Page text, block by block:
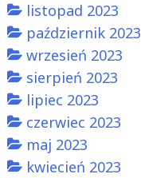
listopad 2023
październik 2023
wrzesień 2023
sierpień 2023
lipiec 2023
czerwiec 2023
maj 2023
kwiecień 2023